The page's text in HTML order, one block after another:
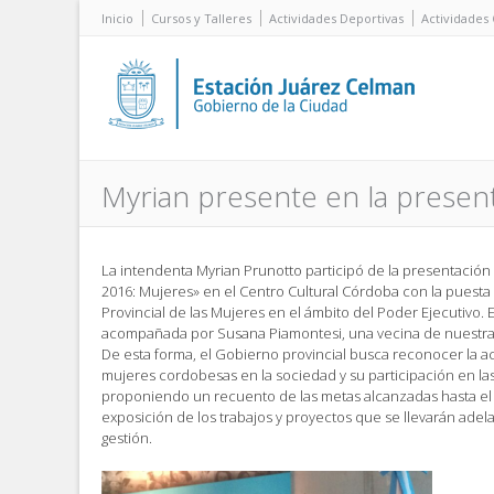
Inicio Cursos y Talleres Actividades Deportivas Actividades
Myrian presente en la
La intendenta Myrian Prunotto participó de la presentación
2016: Mujeres» en el Centro Cultural Córdoba con la
Provincial de las Mujeres en el ámbito del Poder Ejecutivo.
acompañada por Susana Piamontesi, una vecina de
De esta forma, el Gobierno provincial busca reconocer la
mujeres cordobesas en la sociedad y su participación en
proponiendo un recuento de las metas alcanzadas hasta
exposición de los trabajos y proyectos que se llevarán
gestión.